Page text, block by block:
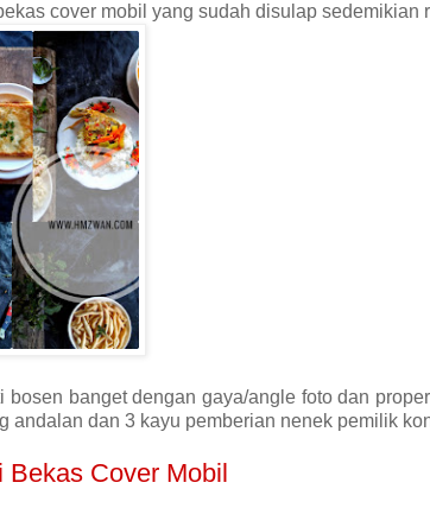
cover mobil yang sudah disulap sedemikian
banget dengan gaya/angle foto dan
andalan dan 3 kayu pemberian nenek pemilik
Cover Mobil